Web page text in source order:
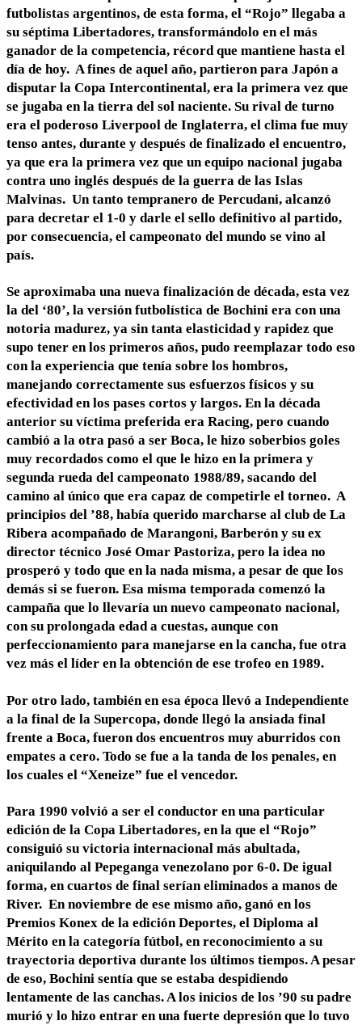
futbolistas argentinos, de esta forma, el “Rojo” llegaba a
su séptima Libertadores, transformándolo en el más
ganador de la competencia, récord que mantiene hasta el
día de hoy. A fines de aquel año, partieron para Japón a
disputar la Copa Intercontinental, era la primera vez que
se jugaba en la tierra del sol naciente. Su rival de turno
era el poderoso Liverpool de Inglaterra, el clima fue muy
tenso antes, durante y después de finalizado el encuentro,
ya que era la primera vez que un equipo nacional jugaba
contra uno inglés después de la guerra de las Islas
Malvinas. Un tanto tempranero de Percudani, alcanzó
para decretar el 1-0 y darle el sello definitivo al partido,
por consecuencia, el campeonato del mundo se vino al
país.
Se aproximaba una nueva finalización de década, esta vez
la del ‘80’, la versión futbolística de Bochini era con una
notoria madurez, ya sin tanta elasticidad y rapidez que
supo tener en los primeros años, pudo reemplazar todo eso
con la experiencia que tenía sobre los hombros,
manejando correctamente sus esfuerzos físicos y su
efectividad en los pases cortos y largos. En la década
anterior su víctima preferida era Racing, pero cuando
cambió a la otra pasó a ser Boca, le hizo soberbios goles
muy recordados como el que le hizo en la primera y
segunda rueda del campeonato 1988/89, sacando del
camino al único que era capaz de competirle el torneo. A
principios del ’88, había querido marcharse al club de La
Ribera acompañado de Marangoni, Barberón y su ex
director técnico José Omar Pastoriza, pero la idea no
prosperó y todo que en la nada misma, a pesar de que los
demás si se fueron. Esa misma temporada comenzó la
campaña que lo llevaría un nuevo campeonato nacional,
con su prolongada edad a cuestas, aunque con
perfeccionamiento para manejarse en la cancha, fue otra
vez más el líder en la obtención de ese trofeo en 1989.
Por otro lado, también en esa época llevó a Independiente
a la final de la Supercopa, donde llegó la ansiada final
frente a Boca, fueron dos encuentros muy aburridos con
empates a cero. Todo se fue a la tanda de los penales, en
los cuales el “Xeneize” fue el vencedor.
Para 1990 volvió a ser el conductor en una particular
edición de la Copa Libertadores, en la que el “Rojo”
consiguió su victoria internacional más abultada,
aniquilando al Pepeganga venezolano por 6-0. De igual
forma, en cuartos de final serían eliminados a manos de
River. En noviembre de ese mismo año, ganó en los
Premios Konex de la edición Deportes, el Diploma al
Mérito en la categoría fútbol, en reconocimiento a su
trayectoria deportiva durante los últimos tiempos. A pesar
de eso, Bochini sentía que se estaba despidiendo
lentamente de las canchas. A los inicios de los ’90 su padre
murió y lo hizo entrar en una fuerte depresión que lo tuvo